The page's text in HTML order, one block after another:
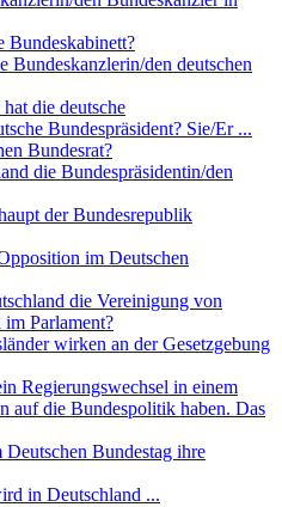
Bundeskabinett?
Bundeskanzlerin/den deutschen
die deutsche
Bundespräsident? Sie/Er ...
Bundesrat?
die Bundespräsidentin/den
der Bundesrepublik
im Deutschen
die Vereinigung von
Parlament?
wirken an der Gesetzgebung
Regierungswechsel in einem
auf die Bundespolitik haben. Das
Bundestag ihre
in Deutschland ...